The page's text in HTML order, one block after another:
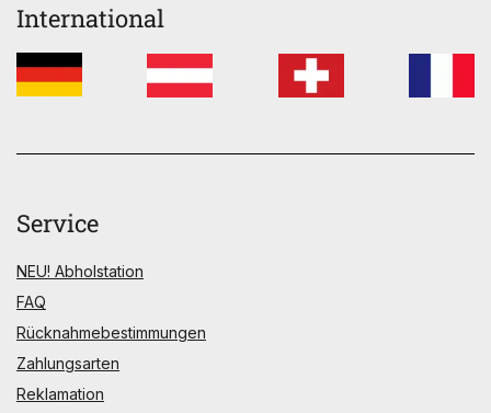
International
Service
NEU! Abholstation
FAQ
Rücknahmebestimmungen
Zahlungsarten
Reklamation